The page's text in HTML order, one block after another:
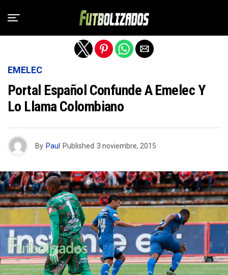
EMELEC
Portal Español Confunde A Emelec Y
Lo Llama Colombiano
By Paul Published 3 noviembre, 2015
Salir de la versión móvil